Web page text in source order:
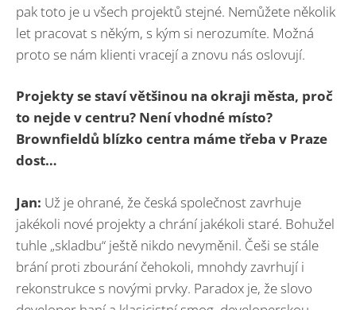
pak toto je u všech projektů stejné. Nemůžete několik
let pracovat s někým, s kým si nerozumíte. Možná
proto se nám klienti vracejí a znovu nás oslovují.
Projekty se staví většinou na okraji města, proč
to nejde v centru? Není vhodné místo?
Brownfieldů blízko centra máme třeba v Praze
dost…
Jan: Už je ohrané, že česká společnost zavrhuje
jakékoli nové projekty a chrání jakékoli staré. Bohužel
tuhle „skladbu“ ještě nikdo nevyměnil. Češi se stále
brání proti zbourání čehokoli, mnohdy zavrhují i
rekonstrukce s novými prvky. Paradox je, že slovo